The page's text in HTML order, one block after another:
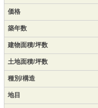
価格
築年数
建物面積/坪数
土地面積/坪数
種別/構造
地目